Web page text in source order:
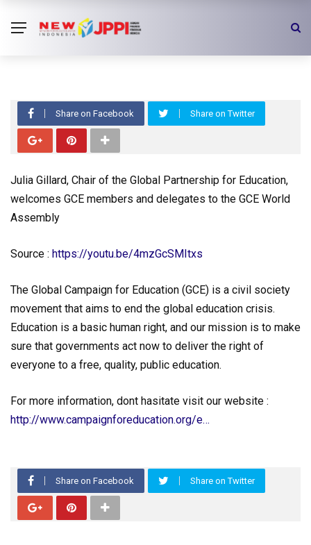
Global Partnership for Education
Welcome to GCE World Assembly
Share on Facebook Share on Twitter
Julia Gillard, Chair of the Global Partnership for Education,
welcomes GCE members and delegates to the GCE World
Assembly
Source : https://youtu.be/4mzGcSMItxs
The Global Campaign for Education (GCE) is a civil society
movement that aims to end the global education crisis.
Education is a basic human right, and our mission is to make
sure that governments act now to deliver the right of
everyone to a free, quality, public education.
For more information, dont hasitate visit our website :
http://www.campaignforeducation.org/e…
Share on Facebook Share on Twitter